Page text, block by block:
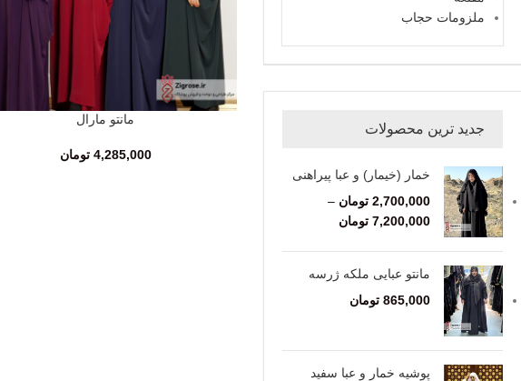
ملزومات حجاب
جدید ترین محصولات
خمار (خیمار) و عبا پیراهنی
2,700,000 تومان –
7,200,000 تومان
مانتو عبایی ملکه ژرسه
865,000 تومان
پوشیه خمار و عبا سفید
مانتو مارال
4,285,000 تومان